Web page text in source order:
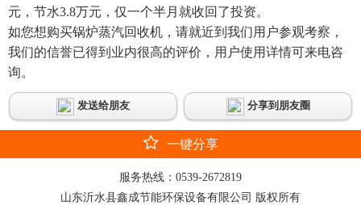
元，节水3.8万元，仅一个半月就收回了投资。
如您想购买锅炉蒸汽回收机，请就近到我们用户参观考察，
我们的信誉已得到业内很高的评价，用户使用详情可来电咨
询。
发送给朋友 分享到朋友圈
一键分享
服务热线： 0539-2672819
山东沂水县鑫成节能环保设备有限公司 版权所有